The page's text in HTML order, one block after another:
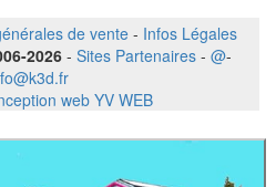
de vente - Infos Légales
2026 - Sites Partenaires - @-
web YV WEB